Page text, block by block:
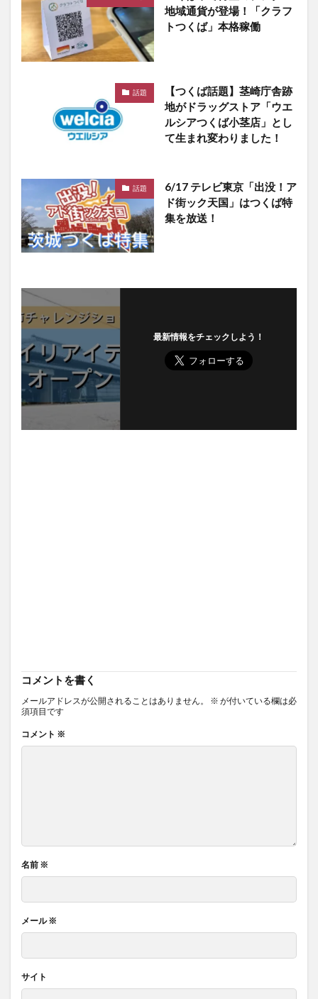
地域通貨が登場！「クラフ
トつくば」本格稼働
話題
【つくば話題】茎崎庁舎跡
地がドラッグストア「ウエ
ルシアつくば小茎店」とし
て生まれ変わりました！
話題
6/17 テレビ東京「出没！ア
ド街ック天国」はつくば特
集を放送！
最新情報をチェックしよう！
コメントを書く
メールアドレスが公開されることはありません。 ※ が付いている欄は必
須項目です
コメント ※
名前 ※
メール※
サイト